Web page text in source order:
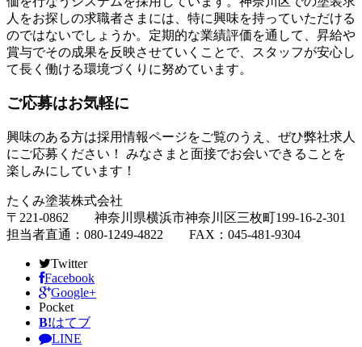
人をお探しの求職者さまには、特に興味を持っていただける
のではないでしょうか。定期的な業績評価を通して、昇給や
賞与でその成果を反映させていくことで、スタッフが安心し
て長く働ける環境づくりに努めています。
ご応募はお気軽に
興味のある方は採用情報ページをご覧のうえ、ぜひ弊社求人
にご応募ください！ みなさまと面接でお会いできることを
楽しみにしています！
たくみ塗装株式会社
〒221-0862 神奈川県横浜市神奈川区三枚町199-16-2-301
担当者直通：080-1249-4822 FAX：045-481-9304
Twitter
Facebook
Google+
Pocket
B!はてブ
LINE